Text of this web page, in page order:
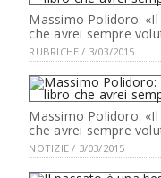
Massimo Polidoro:
che avrei sempre
RUBRICHE / 3/03/2015
Massimo Polidoro:
che avrei sempre
NOTIZIE / 3/03/2015